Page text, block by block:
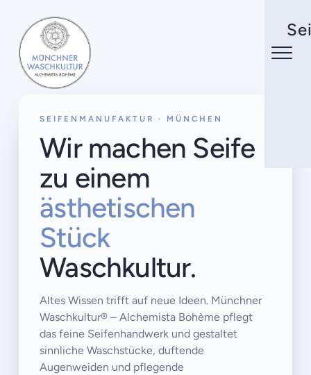
SEIFENMANUFAKTUR · MÜNCHEN
Wir machen Seife
zu einem
ästhetischen
Stück
Waschkultur.
Altes Wissen trifft auf neue Ideen. Münchner
Waschkultur® – Alchemista Bohème pflegt
das feine Seifenhandwerk und gestaltet
sinnliche Waschstücke, duftende
Augenweiden und pflegende